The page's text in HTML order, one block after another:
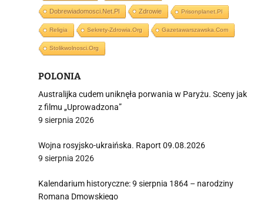
Dobrewiadomosci.net.pl Zdrowie Prisonplanet.pl
Religia Sekrety-Zdrowia.org Gazetawarszawska.com
Stolikwolnosci.org
POLONIA
Australijka cudem uniknęła porwania w Paryżu. Sceny jak
z filmu „Uprowadzona”
9 sierpnia 2026
Wojna rosyjsko-ukraińska. Raport 09.08.2026
9 sierpnia 2026
Kalendarium historyczne: 9 sierpnia 1864 – narodziny
Romana Dmowskiego